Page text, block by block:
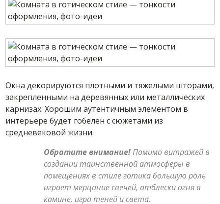
Окна декорируются плотными и тяжелыми шторами,
закрепленными на деревянных или металлических
карнизах. Хорошим аутентичным элементом в
интерьере будет гобелен с сюжетами из
средневековой жизни.
Обратите внимание!Помимо витражей в
создании таинственной атмосферы в
помещениях в стиле готика большую роль
играет мерцание свечей, отблески огня в
камине, игра теней и света.